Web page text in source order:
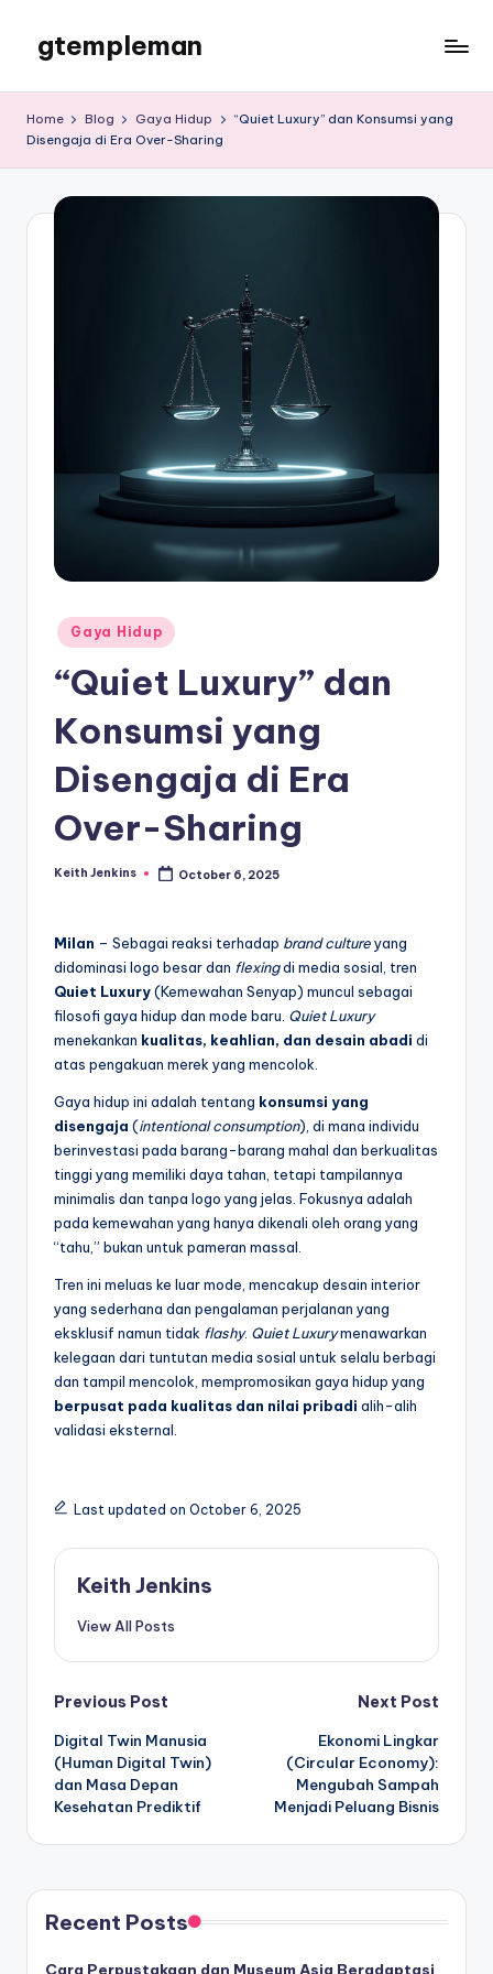
content
gtempleman
Home Blog Gaya Hidup
“Quiet Luxury” dan Konsumsi yang
Disengaja di Era Over-Sharing
Posted
in
Gaya Hidup
“Quiet Luxury” dan
Konsumsi yang
Disengaja di Era
Over-Sharing
Posted
Keith Jenkins October 6, 2025
Milan – Sebagai reaksi terhadap brand cultureyang
didominasi logo besar dan flexingdi media sosial, tren
Quiet Luxury(Kemewahan Senyap) muncul sebagai
filosofi gaya hidup dan mode baru. Quiet Luxury
menekankan kualitas, keahlian, dan desain abadi di
atas pengakuan merek yang mencolok.
Gaya hidup ini adalah tentang konsumsi yang
disengaja (intentional consumption), di mana individu
berinvestasi pada barang-barang mahal dan berkualitas
tinggi yang memiliki daya tahan, tetapi tampilannya
minimalis dan tanpa logo yang jelas. Fokusnya adalah
pada kemewahan yang hanya dikenali oleh orang yang
“tahu,” bukan untuk pameran massal.
Tren ini meluas ke luar mode, mencakup desain interior
yang sederhana dan pengalaman perjalanan yang
eksklusif namun tidak flashy. Quiet Luxurymenawarkan
kelegaan dari tuntutan media sosial untuk selalu berbagi
dan tampil mencolok, mempromosikan gaya hidup yang
berpusat pada kualitas dan nilai pribadi alih-alih
validasi eksternal.
Last updated on October 6, 2025
Keith Jenkins
View All Posts
Post
navigation
Previous Post
Digital Twin Manusia
(Human Digital Twin)
dan Masa Depan
Kesehatan Prediktif
Next Post
Ekonomi Lingkar
(Circular Economy):
Mengubah Sampah
Menjadi Peluang Bisnis
Recent Posts
Cara Perpustakaan dan Museum Asia Beradaptasi